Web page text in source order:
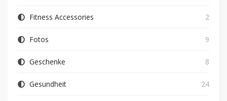
Fitness Accessories 2
Fotos 9
Geschenke 8
Gesundheit 24